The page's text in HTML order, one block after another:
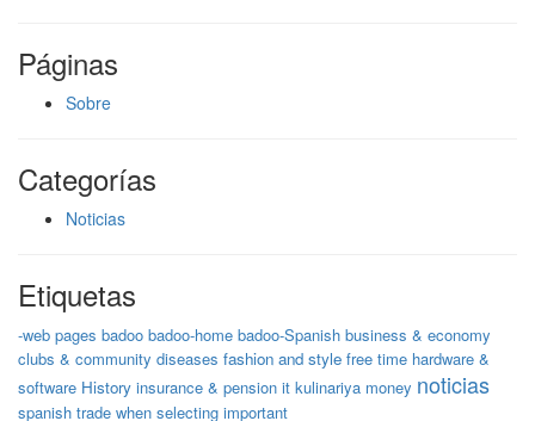
Páginas
Sobre
Categorías
Noticias
Etiquetas
-web pages badoo badoo-home badoo-Spanish business & economy
clubs & community diseases fashion and style free time hardware &
software History insurance & pension it kulinariya money noticias
spanish trade when selecting important